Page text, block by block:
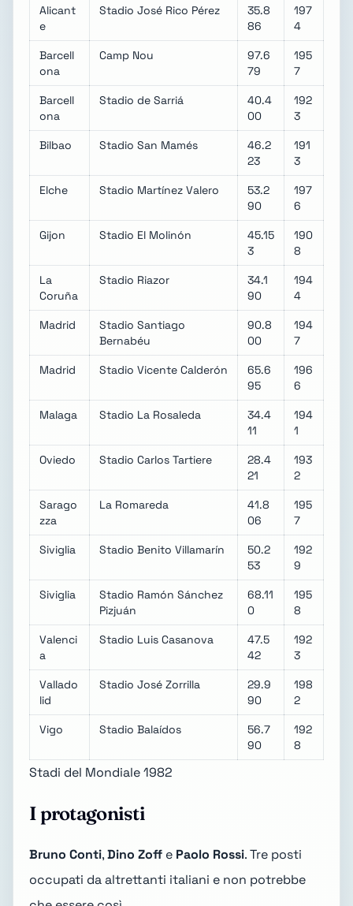
Alicant
e
Stadio José Rico Pérez
35.8
86
197
4
Barcell
ona
Camp Nou
97.6
79
195
7
Barcell
ona
Stadio de Sarriá
40.4
00
192
3
Bilbao Stadio San Mamés
46.2
23
191
3
Elche Stadio Martínez Valero
53.2
90
197
6
Gijon Stadio El Molinón
45.15
3
190
8
La
Coruña
Stadio Riazor
34.1
90
194
4
Madrid
Stadio Santiago
Bernabéu
90.8
00
194
7
Madrid Stadio Vicente Calderón
65.6
95
196
6
Malaga Stadio La Rosaleda
34.4
11
194
1
Oviedo Stadio Carlos Tartiere
28.4
21
193
2
Sarago
zza
La Romareda
41.8
06
195
7
Siviglia Stadio Benito Villamarín
50.2
53
192
9
Siviglia
Stadio Ramón Sánchez
Pizjuán
68.11
0
195
8
Valenci
a
Stadio Luis Casanova
47.5
42
192
3
Vallado
lid
Stadio José Zorrilla
29.9
90
198
2
Vigo Stadio Balaídos
56.7
90
192
8
Stadi del Mondiale 1982
I protagonisti
Bruno Conti,Dino Zoff e Paolo Rossi. Tre posti
occupati da altrettanti italiani e non potrebbe